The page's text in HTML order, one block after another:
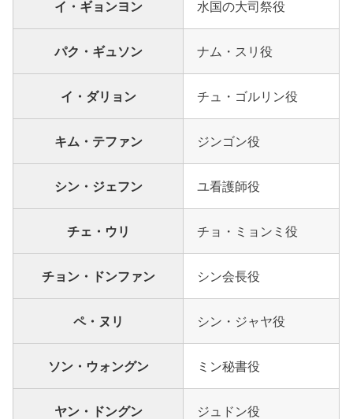
イ・ギョンヨン 水国の大司祭役
パク・ギュソン ナム・スリ役
イ・ダリョン チュ・ゴルリン役
キム・テファン ジンゴン役
シン・ジェフン ユ看護師役
チェ・ウリ チョ・ミョンミ役
チョン・ドンファン シン会長役
ペ・ヌリ シン・ジャヤ役
ソン・ウォングン ミン秘書役
ヤン・ドングン ジュドン役